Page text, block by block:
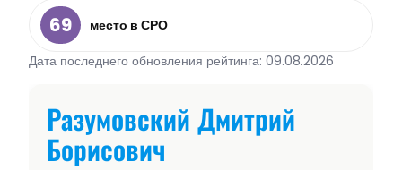
69
место в СРО
Дата последнего обновления рейтинга: 09.08.2026
Разумовский Дмитрий
Борисович